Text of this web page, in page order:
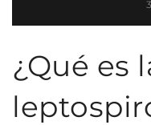
¿Qué es